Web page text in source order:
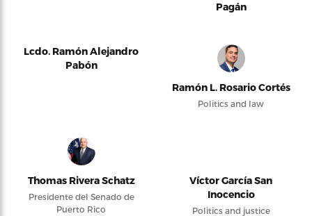
Pagán
Lcdo. Ramón Alejandro
Pabón
Ramón L. Rosario Cortés
Politics and law
Thomas Rivera Schatz
Presidente del Senado de
Puerto Rico
Víctor García San
Inocencio
Politics and justice